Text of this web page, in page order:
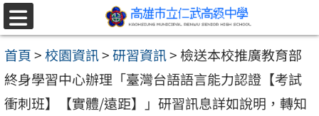
跳至主要內容區
選
單
首頁>校園資訊>研習資訊> 檢送本校推廣教育部
終身學習中心辦理「臺灣台語語言能力認證【考試
衝刺班】【實體/遠距】」研習訊息詳如說明，轉知